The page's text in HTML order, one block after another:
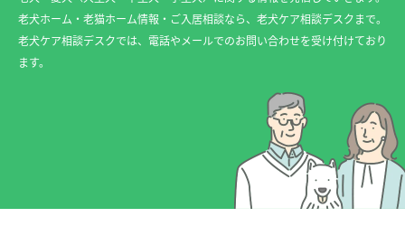
老犬ホーム・老猫ホーム情報・ご入居相談なら、老犬ケア相談デスクまで。
老犬ケア相談デスクでは、電話やメールでのお問い合わせを受け付けており
ます。